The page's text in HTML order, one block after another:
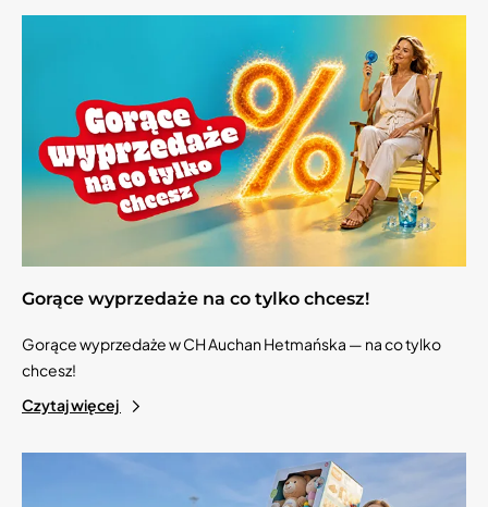
Gorące wyprzedaże na co tylko chcesz!
Gorące wyprzedaże w CH Auchan Hetmańska — na co tylko
chcesz!
Czytaj więcej